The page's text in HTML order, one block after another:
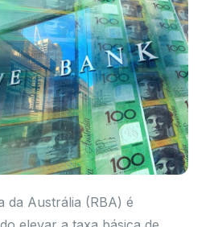
da Austrália (RBA) é